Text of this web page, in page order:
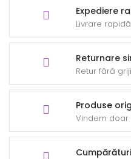
Expediere
Livrare rapidă
Returnare
Retur fără griji
Produse
Vindem doar